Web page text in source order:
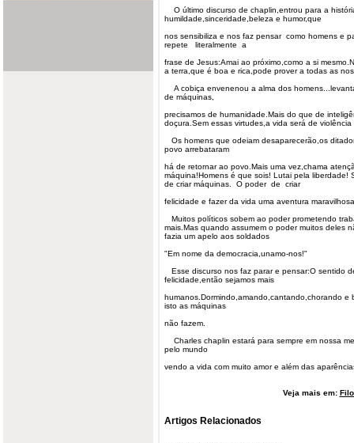
O último discurso de chaplin,entrou para a
humildade,sinceridade,beleza e humor,que
nos sensibiliza e nos faz pensar como homens e
repete literalmente a
frase de Jesus:Amai ao próximo,como a si
a terra,que é boa e rica,pode prover a todas as
A cobiça envenenou a alma dos
de máquinas,
precisamos de humanidade.Mais do que de
doçura.Sem essas virtudes,a vida será de
Os homens que odeiam desaparecerão,os
povo arrebataram
há de retornar ao povo.Mais uma vez,chama
máquina!Homens é que sois! Lutai pela liberdade!
de criar máquinas. O poder de criar
felicidade e fazer da vida uma aventura maravilhosa
Muitos políticos sobem ao poder prometendo
mais.Mas quando assumem o poder muitos deles
fazia um apelo aos soldados
"Em nome da democracia,unamo-nos!"
Esse discurso nos faz parar e pensar:O sentido
felicidade,então sejamos mais
humanos.Dormindo,amando,cantando,chorando e
isto as máquinas
não fazem.
Charles chaplin estará para sempre em nossa
pelo mundo
vendo a vida com muito amor e além das
Veja mais em:
Artigos Relacionados